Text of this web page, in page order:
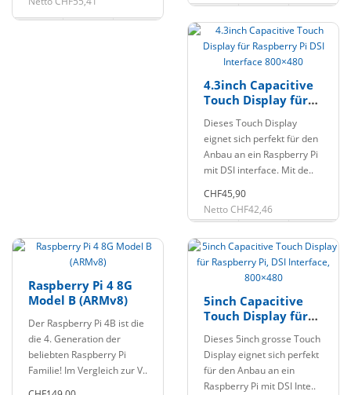
4.3inch Capacitive
Touch Display für
Interface 800×480
Dieses Touch Display
eignet sich perfekt für den
Anbau an ein Raspberry Pi
mit DSI interface. Mit de..
CHF45,90
Netto CHF42,46
Raspberry Pi 4 8G
Model B (ARMv8)
Der Raspberry Pi 4B ist die
die 4. Generation der
beliebten Raspberry Pi
Familie! Im Vergleich zur V..
5inch Capacitive
Touch Display für
Interface, 800×480
Dieses 5inch grosse Touch
Display eignet sich perfekt
für den Anbau an ein
Raspberry Pi mit DSI Inte..